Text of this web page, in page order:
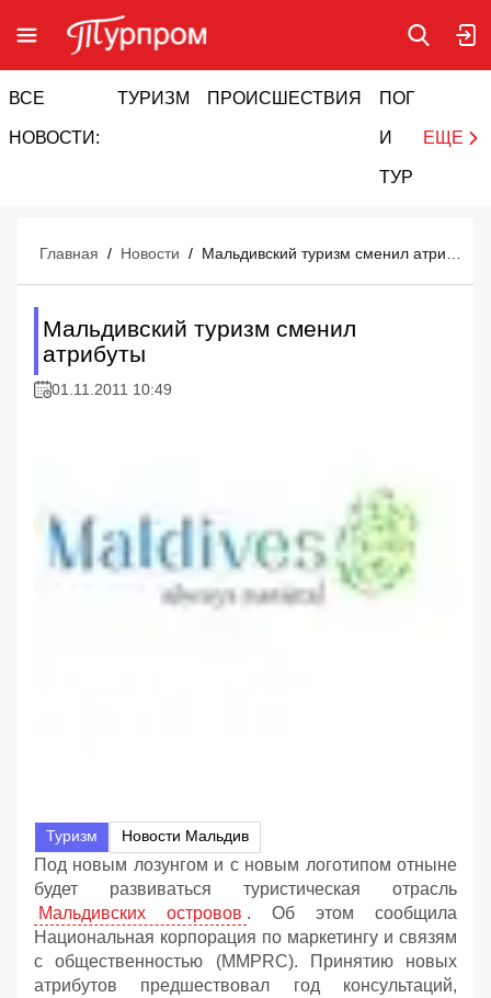
ВСЕ
НОВОСТИ:
ТУРИЗМ ПРОИСШЕСТВИЯ ПОГОДА
И
ТУРИЗМ
ЕЩЕ
Главная / Новости /
Мальдивский туризм сменил
атрибуты
01.11.2011 10:49
Туризм Новости Мальдив
Под новым лозунгом и с новым логотипом отныне
будет развиваться туристическая отрасль
Мальдивских островов . Об этом сообщила
Национальная корпорация по маркетингу и связям
с общественностью (MMPRC). Принятию новых
атрибутов предшествовал год консультаций,